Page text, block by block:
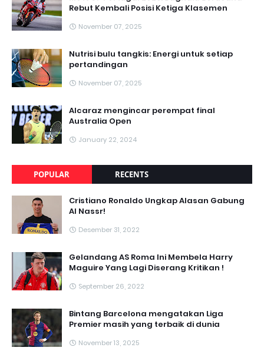
Rebut Kembali Posisi Ketiga Klasemen
November 07, 2025
Nutrisi bulu tangkis: Energi untuk setiap
pertandingan
November 07, 2025
Alcaraz mengincar perempat final
Australia Open
January 22, 2024
POPULAR RECENTS
Cristiano Ronaldo Ungkap Alasan Gabung
Al Nassr!
Desember 31, 2022
Gelandang AS Roma Ini Membela Harry
Maguire Yang Lagi Diserang Kritikan !
September 26, 2022
Bintang Barcelona mengatakan Liga
Premier masih yang terbaik di dunia
November 13, 2025